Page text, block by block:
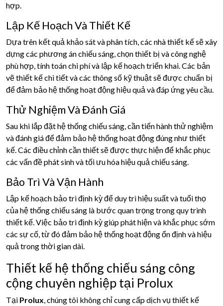
hợp.
Lập Kế Hoạch Và Thiết Kế
Dựa trên kết quả khảo sát và phân tích, các nhà thiết kế sẽ xây
dựng các phương án chiếu sáng, chọn thiết bị và công nghệ
phù hợp, tính toán chi phí và lập kế hoạch triển khai. Các bản
vẽ thiết kế chi tiết và các thông số kỹ thuật sẽ được chuẩn bị
để đảm bảo hệ thống hoạt động hiệu quả và đáp ứng yêu cầu.
Thử Nghiệm Và Đánh Giá
Sau khi lắp đặt hệ thống chiếu sáng, cần tiến hành thử nghiệm
và đánh giá để đảm bảo hệ thống hoạt động đúng như thiết
kế. Các điều chỉnh cần thiết sẽ được thực hiện để khắc phục
các vấn đề phát sinh và tối ưu hóa hiệu quả chiếu sáng.
Bảo Trì Và Vận Hành
Lập kế hoạch bảo trì định kỳ để duy trì hiệu suất và tuổi thọ
của hệ thống chiếu sáng là bước quan trọng trong quy trình
thiết kế. Việc bảo trì định kỳ giúp phát hiện và khắc phục sớm
các sự cố, từ đó đảm bảo hệ thống hoạt động ổn định và hiệu
quả trong thời gian dài.
Thiết kế hệ thống chiếu sáng công
cộng chuyên nghiệp tại Prolux
Tại Prolux, chúng tôi không chỉ cung cấp dịch vụ thiết kế